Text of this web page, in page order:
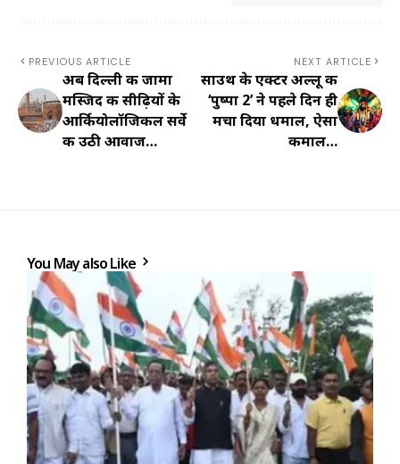
PREVIOUS ARTICLE
अब दिल्ली की जामा
मस्जिद की सीढ़ियों के
आर्कियोलॉजिकल सर्वे
की उठी आवाज…
NEXT ARTICLE
साउथ के एक्टर अल्लू की
‘पुष्पा 2’ ने पहले दिन ही
मचा दिया धमाल, ऐसा
कमाल…
You May also Like